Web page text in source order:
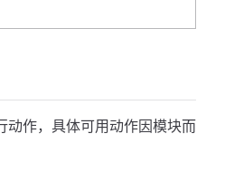
动作，具体可用动作因模块而